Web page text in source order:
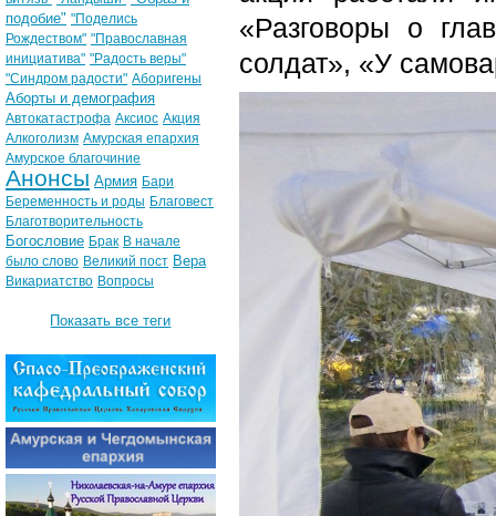
«Разговоры о
солдат», «У
подобие" "Поделись
Рождеством" "Православная
инициатива" "Радость веры"
"Синдром радости" Аборигены
Аборты и демография
Автокатастрофа Аксиос Акция
Алкоголизм Амурская епархия
Амурское благочиние
Анонсы Армия Бари
Беременность и роды Благовест
Благотворительность
Богословие Брак В начале
было слово Великий пост Вера
Викариатство Вопросы
Показать все теги